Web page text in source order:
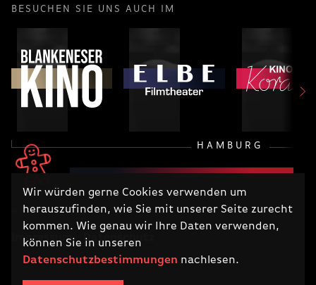
Wir würden gerne Cookies verwenden um
herauszufinden, wie Sie mit unserer Seite zurecht
kommen. Wie genau wir Ihre Daten verwenden,
können Sie in unseren
Datenschutzbestimmungen nachlesen.
BESUCHEN SIE UNS AUCH IM
HAMBURG
RECHTLICHES
Impressum Datenschutz